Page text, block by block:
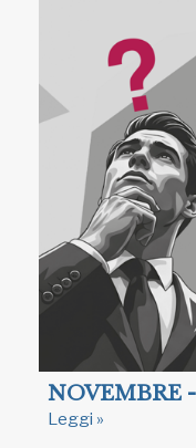
NOVEMBRE
Leggi »